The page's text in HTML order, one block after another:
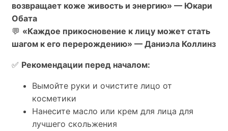
возвращает коже живость и энергию» — Юкари
Обата
💬 «Каждое прикосновение к лицу может стать
шагом к его перерождению» — Даниэла Коллинз
✅ Рекомендации перед началом:
Вымойте руки и очистите лицо от
косметики
Нанесите масло или крем для лица для
лучшего скольжения